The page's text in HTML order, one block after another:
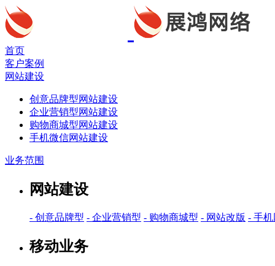
首页
客户案例
网站建设
创意品牌型网站建设
企业营销型网站建设
购物商城型网站建设
手机微信网站建设
业务范围
网站建设
- 创意品牌型 - 企业营销型 - 购物商城型 - 网站改版 - 手
移动业务